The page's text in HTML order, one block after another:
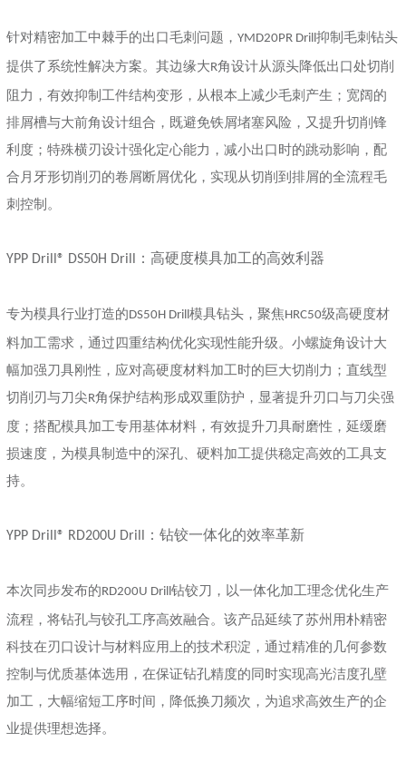
针对精密加工中棘手的出口毛刺问题， YMD20PR Drill 抑制毛刺钻头
提供了系统性解决方案。其边缘大 R角设计从源头降低出口处切削
阻力，有效抑制工件结构变形，从根本上减少毛刺产生；宽阔的
排屑槽与大前角设计组合，既避免铁屑堵塞风险，又提升切削锋
利度；特殊横刃设计强化定心能力，减小出口时的跳动影响，配
合月牙形切削刃的卷屑断屑优化，实现从切削到排屑的全流程毛
刺控制。
YPP Drill® DS50H Drill ：高硬度模具加工的高效利器
专为模具行业打造的 DS50H Drill 模具钻头，聚焦 HRC50级高硬度材
料加工需求，通过四重结构优化实现性能升级。小螺旋角设计大
幅加强刀具刚性，应对高硬度材料加工时的巨大切削力；直线型
切削刃与刀尖 R角保护结构形成双重防护，显著提升刃口与刀尖强
度；搭配模具加工专用基体材料，有效提升刀具耐磨性，延缓磨
损速度，为模具制造中的深孔、硬料加工提供稳定高效的工具支
持。
YPP Drill® RD200U Drill ：钻铰一体化的效率革新
本次同步发布的 RD200U Drill 钻铰刀，以一体化加工理念优化生产
流程，将钻孔与铰孔工序高效融合。该产品延续了苏州用朴精密
科技在刃口设计与材料应用上的技术积淀，通过精准的几何参数
控制与优质基体选用，在保证钻孔精度的同时实现高光洁度孔壁
加工，大幅缩短工序时间，降低换刀频次，为追求高效生产的企
业提供理想选择。